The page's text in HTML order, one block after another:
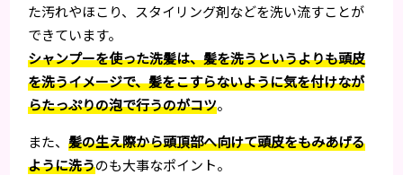
た汚れやほこり、スタイリング剤などを洗い流すことが
できています。
シャンプーを使った洗髪は、髪を洗うというよりも頭皮
を洗うイメージで、髪をこすらないように気を付けなが
らたっぷりの泡で行うのがコツ。
また、髪の生え際から頭頂部へ向けて頭皮をもみあげる
ように洗うのも大事なポイント。